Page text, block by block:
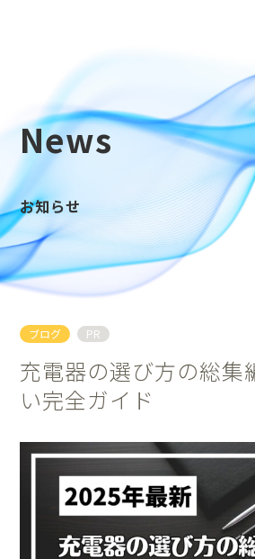
News
お知らせ
ブログ PR
充電器の選び方の総集
い完全ガイド